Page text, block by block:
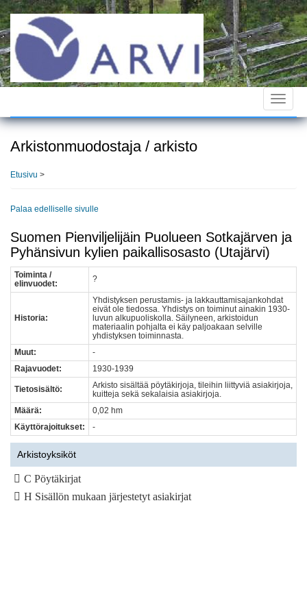
Hyppää
pääsisältöön
Toggle
Arkistonmuodostaja / arkisto
Etusivu >
Palaa edelliselle sivulle
Suomen Pienviljelijäin Puolueen Sotkajärven ja
Pyhänsivun kylien paikallisosasto (Utajärvi)
Toiminta /
elinvuodet:
?
Historia:
Yhdistyksen perustamis- ja lakkauttamisajankohdat
eivät ole tiedossa. Yhdistys on toiminut ainakin 1930-
luvun alkupuoliskolla. Säilyneen, arkistoidun
materiaalin pohjalta ei käy paljoakaan selville
yhdistyksen toiminnasta.
Muut:
-
Rajavuodet:
1930-1939
Tietosisältö:
Arkisto sisältää pöytäkirjoja, tileihin liittyviä asiakirjoja,
kuitteja sekä sekalaisia asiakirjoja.
Määrä:
0,02 hm
Käyttörajoitukset:
-
Arkistoyksiköt
C Pöytäkirjat
H Sisällön mukaan järjestetyt asiakirjat